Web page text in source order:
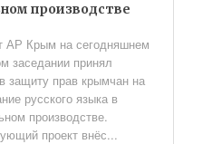
производстве
АР Крым на сегодняшнем
заседании принял
защиту прав крымчан на
русского языка в
производстве.
проект внёс...